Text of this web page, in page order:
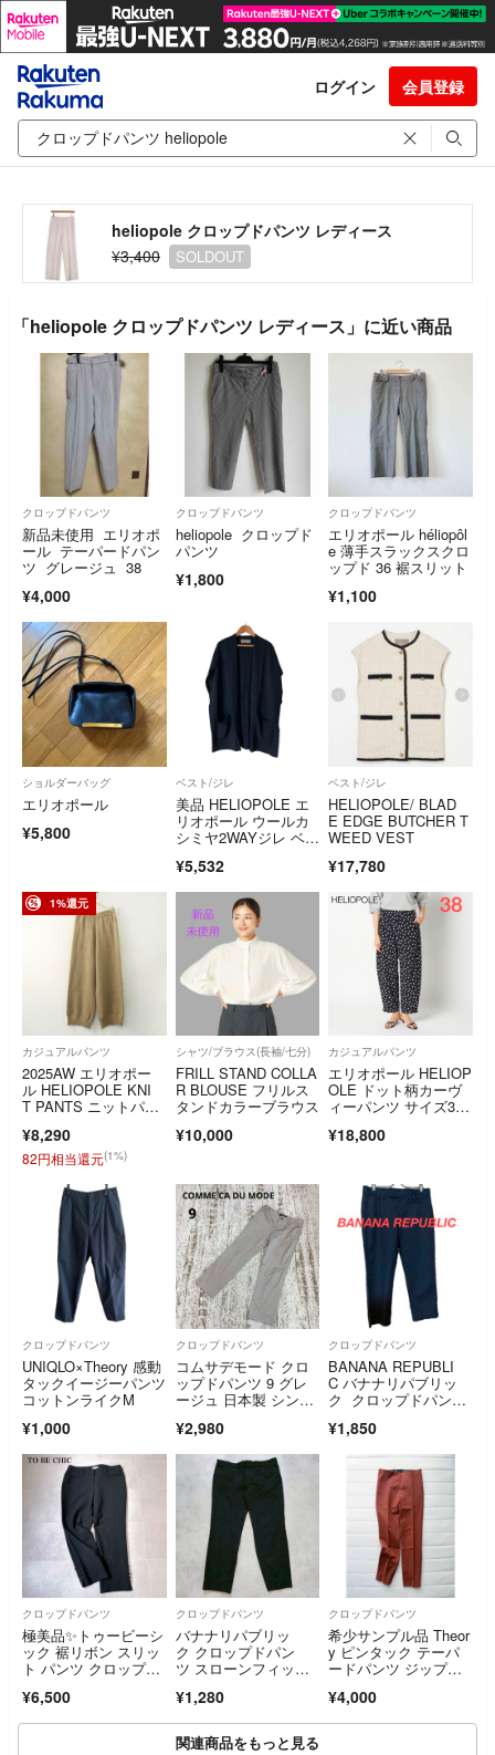
ログイン 会員登録
heliopole クロップドパンツ レディース
¥3,400
SOLDOUT
「heliopole クロップドパンツ レディース」に近い商品
クロップドパンツ
新品未使用 エリオポ
ール テーパードパン
ツ グレージュ 38
¥4,000
クロップドパンツ
heliopole クロップド
パンツ
¥1,800
クロップドパンツ
エリオポール héliopôl
e 薄手スラックスクロ
ップド 36 裾スリット
¥1,100
ショルダーバッグ
エリオポール
¥5,800
ベスト/ジレ
美品 HELIOPOLE エ
リオポール ウールカ
シミヤ2WAYジレ ベス
イズ38 ブラック レデ
ィース 古着 中古 USE
¥5,532
ベスト/ジレ
HELIOPOLE/ BLAD
E EDGE BUTCHER T
WEED VEST
¥17,780
1%還元
カジュアルパンツ
2025AW エリオポー
ル HELIOPOLE KNI
T PANTS ニットパン
ス ロング イージー ウ
エストゴム【2400014
863536】
¥8,290
82円相当還元(1%)
シャツ/ブラウス(長袖/七分)
FRILL STAND COLLA
R BLOUSE フリルス
タンドカラーブラウス
¥10,000
カジュアルパンツ
エリオポール HELIOP
OLE ドット柄カーヴ
ィーパンツ サイズ3
¥18,800
クロップドパンツ
UNIQLO×Theory 感動
タックイージーパンツ
コットンライクM
¥1,000
クロップドパンツ
コムサデモード クロ
ップドパンツ 9 グレ
ージュ 日本製 シンプ
¥2,980
クロップドパンツ
BANANA REPUBLI
C バナナリパブリッ
ク クロップドパン
¥1,850
クロップドパンツ
極美品✨トゥービーシ
ック 裾リボン スリッ
ト パンツ クロップド
¥6,500
クロップドパンツ
バナナリパブリッ
ク クロップドパン
ツ スローンフィッ
¥1,280
クロップドパンツ
希少サンプル品 Theor
y ピンタック テーパ
ードパンツ ジップス
ンクル丈パンツ テラ
コッタ レンガ色 2
¥4,000
関連商品をもっと見る